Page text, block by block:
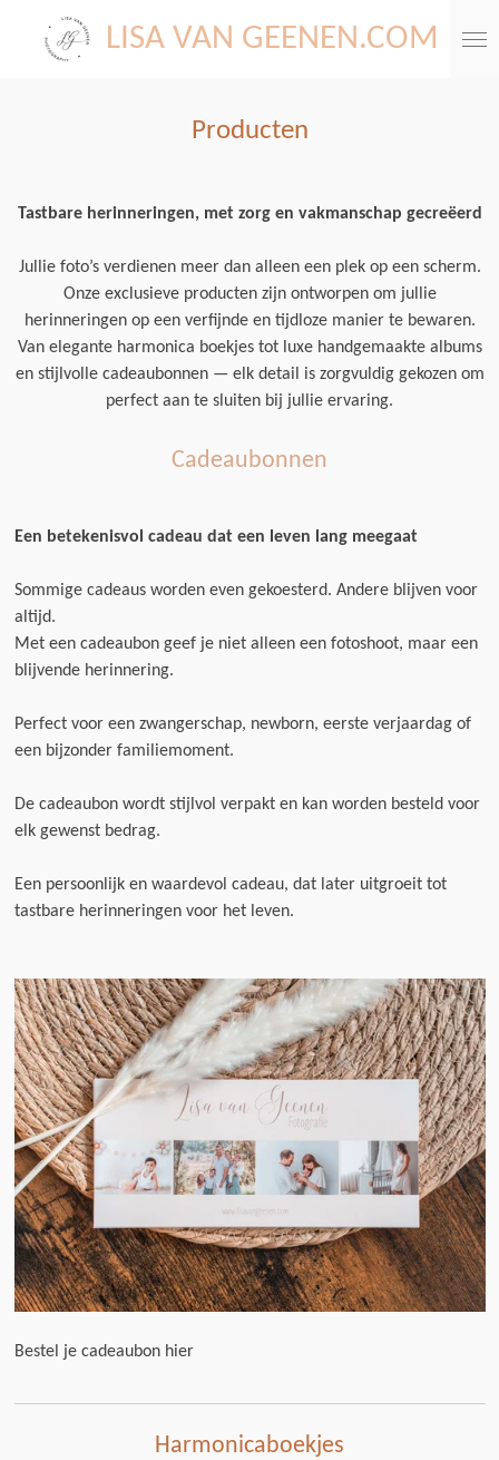
direct
LISA VAN GEENEN.COM
Producten
Tastbare herinneringen, met zorg en vakmanschap gecreëerd
Jullie foto’s verdienen meer dan alleen een plek op een scherm.
Onze exclusieve producten zijn ontworpen om jullie
herinneringen op een verfijnde en tijdloze manier te bewaren.
Van elegante harmonica boekjes tot luxe handgemaakte albums
en stijlvolle cadeaubonnen — elk detail is zorgvuldig gekozen om
perfect aan te sluiten bij jullie ervaring.
Cadeaubonnen
Een betekenisvol cadeau dat een leven lang meegaat
Sommige cadeaus worden even gekoesterd. Andere blijven voor
altijd.
Met een cadeaubon geef je niet alleen een fotoshoot, maar een
blijvende herinnering.
Perfect voor een zwangerschap, newborn, eerste verjaardag of
een bijzonder familiemoment.
De cadeaubon wordt stijlvol verpakt en kan worden besteld voor
elk gewenst bedrag.
Een persoonlijk en waardevol cadeau, dat later uitgroeit tot
tastbare herinneringen voor het leven.
Bestel je cadeaubon hier
Harmonicaboekjes